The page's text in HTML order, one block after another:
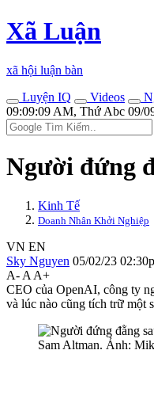
Xã Luận
xã hội luận bàn
Luyện IQ
Videos
09:09:09 AM, Thứ Abc 09/
Người đứng
Kinh Tế
Doanh Nhân Khởi Nghiệp
VN EN
Sky Nguyen 05/02/23
A- A A+
CEO của OpenAI, công ty
và lúc nào cũng tích trữ một
Sam Altman. Ảnh: